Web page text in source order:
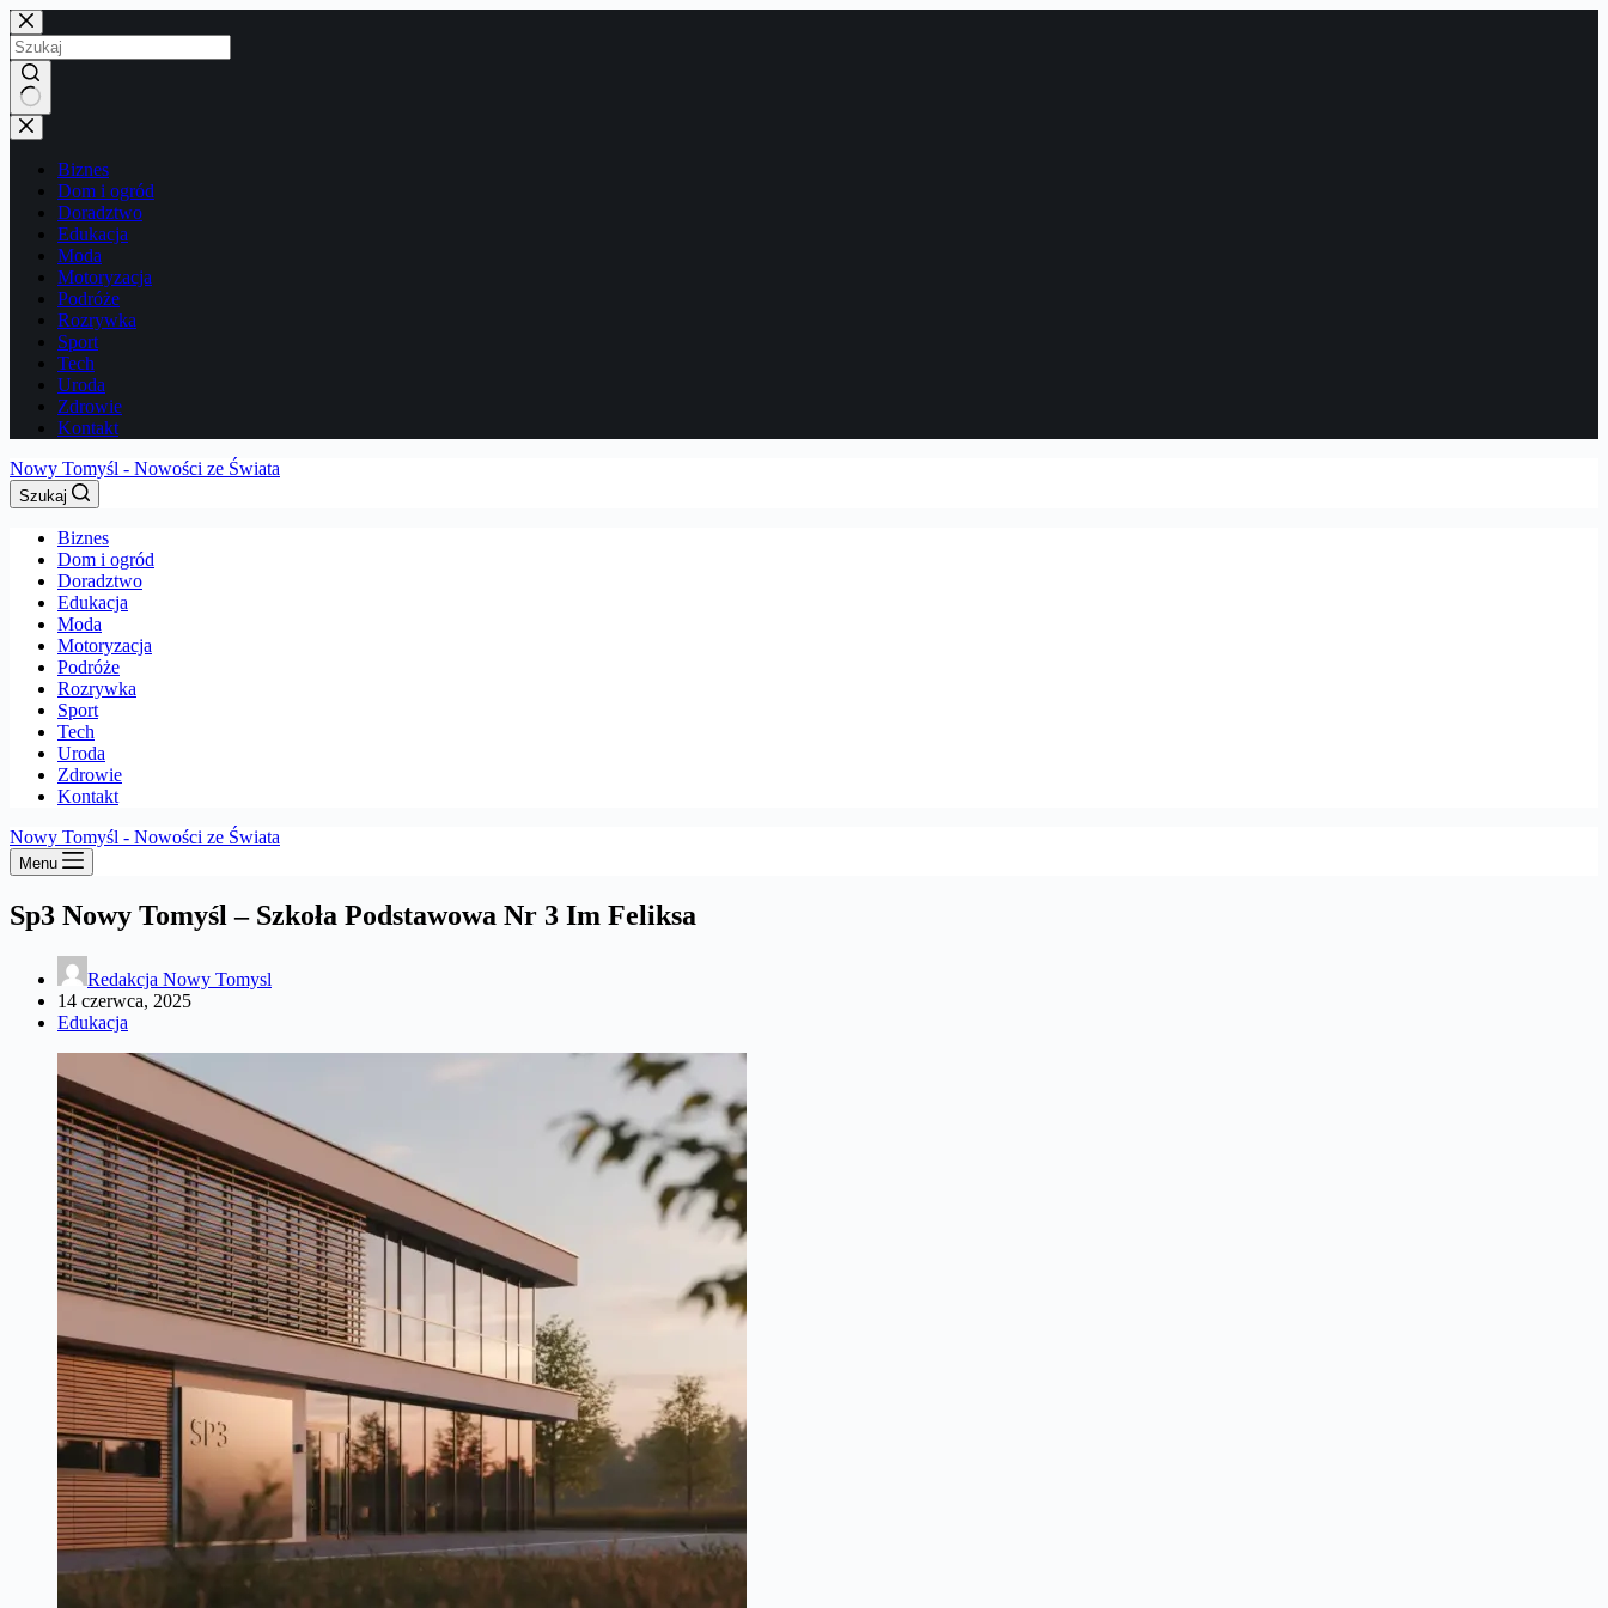
Przejdź
do
treści
Brak
wyników
Biznes
Dom i ogród
Doradztwo
Edukacja
Moda
Motoryzacja
Podróże
Rozrywka
Sport
Tech
Uroda
Zdrowie
Kontakt
Nowy Tomyśl - Nowości ze Świata
Szukaj
Biznes
Dom i ogród
Doradztwo
Edukacja
Moda
Motoryzacja
Podróże
Rozrywka
Sport
Tech
Uroda
Zdrowie
Kontakt
Nowy Tomyśl - Nowości ze Świata
Menu
Sp3 Nowy Tomyśl – Szkoła Podstawowa Nr 3 Im Feliksa
Redakcja Nowy Tomysl
14 czerwca, 2025
Edukacja